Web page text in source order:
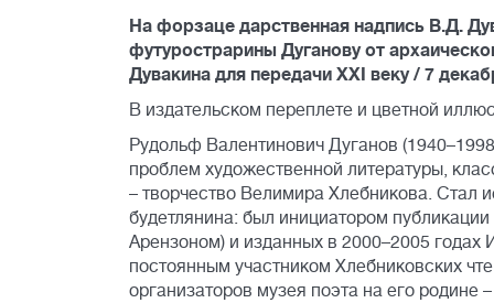
На форзаце дарственная надпись В.Д.
футурострарины Дуганову от
Дувакина для передачи ХХI веку / 7
В издательском переплете и цветной
Рудольф Валентинович Дуганов
проблем художественной литературы,
– творчество Велимира Хлебникова. Стал
будетлянина: был инициатором
Арензоном) и изданных в 2000–2005
постоянным участником Хлебниковских
организаторов музея поэта на его родине